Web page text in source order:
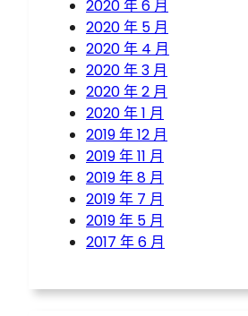
2020 年 6 月
2020 年 5 月
2020 年 4 月
2020 年 3 月
2020 年 2 月
2020 年 1 月
2019 年 12 月
2019 年 11 月
2019 年 8 月
2019 年 7 月
2019 年 5 月
2017 年 6 月